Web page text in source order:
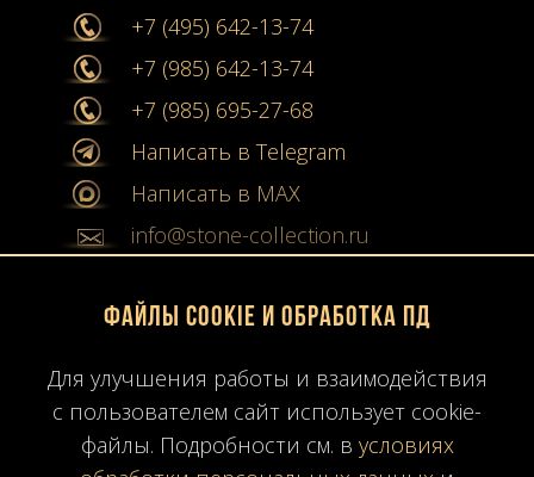
+7 (495) 642-13-74
+7 (985) 642-13-74
+7 (985) 695-27-68
Написать в Telegram
Написать в MAX
info@stone-collection.ru
Мы в социальных сетях:
Youtube
Карта сайта
Файлы Cookie и обработка ПД
Для улучшения работы и взаимодействия
с пользователем сайт использует cookie-
файлы. Подробности см. в условиях